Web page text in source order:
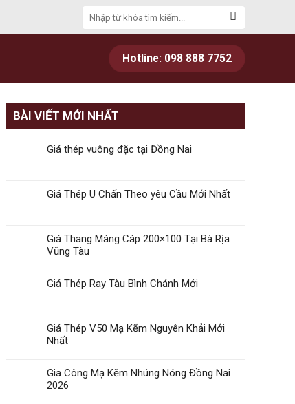
kiếm:
Hotline: 098 888 7752
BÀI VIẾT MỚI NHẤT
Giá thép vuông đặc tại Đồng Nai
Giá Thép U Chấn Theo yêu Cầu Mới Nhất
Giá Thang Máng Cáp 200×100 Tại Bà Rịa
Vũng Tàu
Giá Thép Ray Tàu Bình Chánh Mới
Giá Thép V50 Mạ Kẽm Nguyên Khải Mới
Nhất
Gia Công Mạ Kẽm Nhúng Nóng Đồng Nai
2026